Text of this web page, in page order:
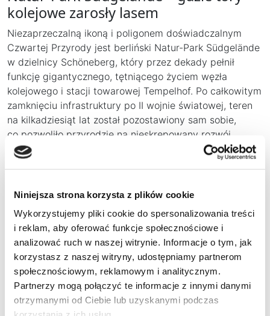
Niniejsza strona korzysta z plików cookie
Wykorzystujemy pliki cookie do spersonalizowania treści
i reklam, aby oferować funkcje społecznościowe i
analizować ruch w naszej witrynie. Informacje o tym, jak
korzystasz z naszej witryny, udostępniamy partnerom
społecznościowym, reklamowym i analitycznym.
Partnerzy mogą połączyć te informacje z innymi danymi
otrzymanymi od Ciebie lub uzyskanymi podczas
kolejowe zarosły lasem
Niezaprzeczalną ikoną i poligonem doświadczalnym
Czwartej Przyrody jest berliński Natur-Park Südgelände
w dzielnicy Schöneberg, który przez dekady pełnił
funkcję gigantycznego, tętniącego życiem węzła
kolejowego i stacji towarowej Tempelhof. Po całkowitym
zamknięciu infrastruktury po II wojnie światowej, teren
na kilkadziesiąt lat został pozostawiony sam sobie,
co pozwoliło przyrodzie na nieskrępowany rozwój.
Gdy w latach 80. XX wieku oficjalnie planowano tam
budowę nowej stacji rozrządowej i dróg szybkiego
oraz ekologów doprowadził do rewolucyjnej decyzji
go we władanie przyrodzie oraz artystom.
Dzisiejszy park Südgelände to niezwykła przestrzeń,
w której historyczne semafory, rdzawe szyny i stara
parowozownia w naturalny sposób przeplatają się
z gęstym, dzikim lasem ruderalnym. Człowiek występuje
tutaj wyłącznie w roli gościa, ponieważ ruch pieszych